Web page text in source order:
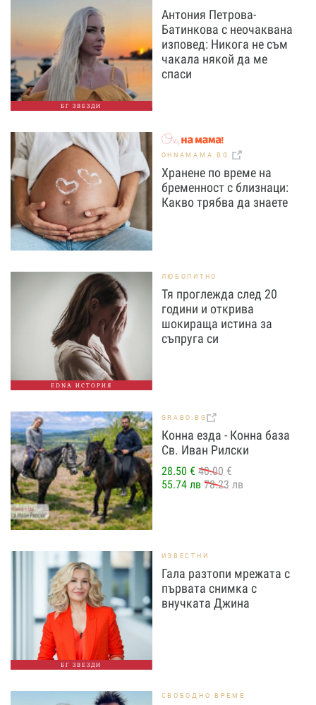
БГ ЗВЕЗДИ
Антония Петрова-
Батинкова с неочаквана
изповед: Никога не съм
чакала някой да ме
спаси
OHNAMAMA.BG
Хранене по време на
бременност с близнаци:
Какво трябва да знаете
EDNA ИСТОРИЯ
ЛЮБОПИТНО
Тя проглежда след 20
години и открива
шокираща истина за
съпруга си
GRABO.BG
Конна езда - Конна база
Св. Иван Рилски
28.50 € 40.00 €
55.74 лв 78.23 лв
БГ ЗВЕЗДИ
ИЗВЕСТНИ
Гала разтопи мрежата с
първата снимка с
внучката Джина
СВОБОДНО ВРЕМЕ